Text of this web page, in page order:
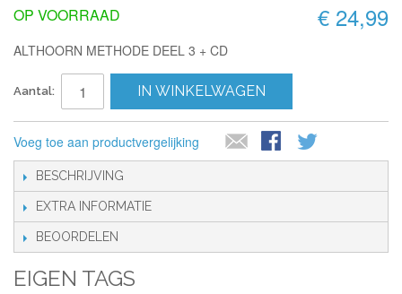
€ 24,99
OP VOORRAAD
ALTHOORN METHODE DEEL 3 + CD
Aantal: IN WINKELWAGEN
Voeg toe aan productvergelijking
BESCHRIJVING
EXTRA INFORMATIE
BEOORDELEN
EIGEN TAGS